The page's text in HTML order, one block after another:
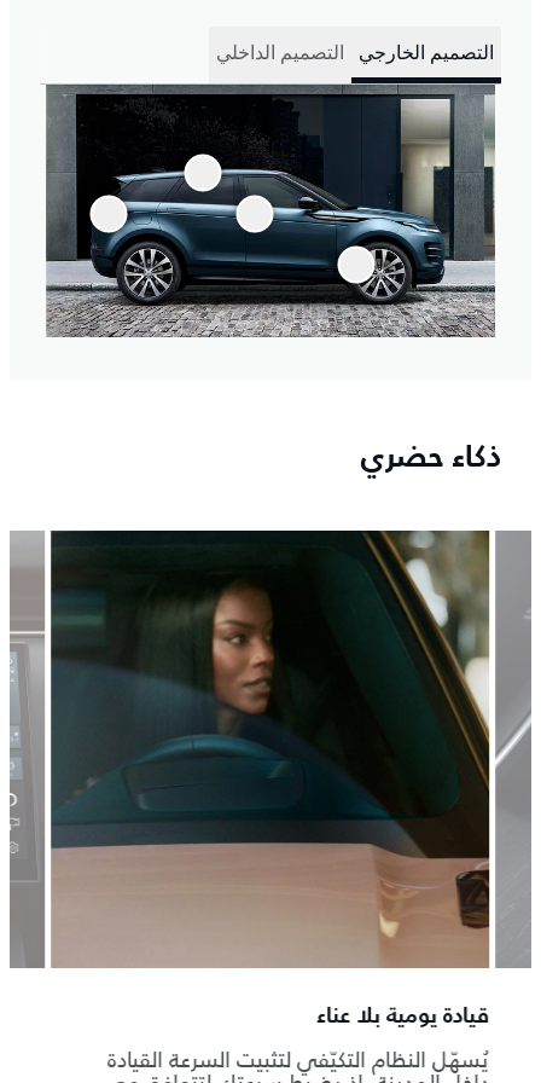
التصميم الخارجي التصميم الداخلي
ذكاء حضري
قيادة يومية بلا عناء
يُسهّل النظام التكيّفي لتثبيت السرعة القيادة